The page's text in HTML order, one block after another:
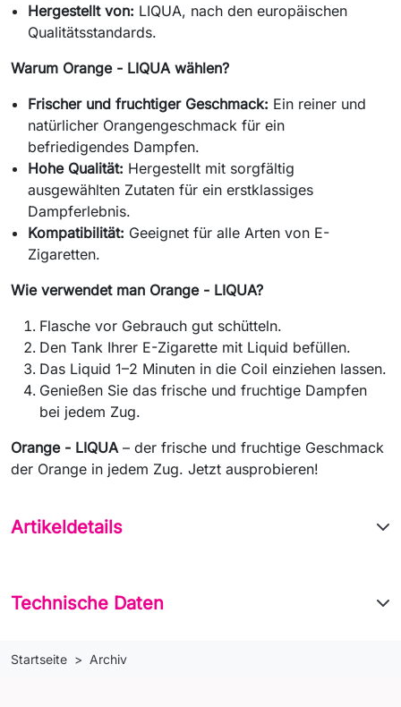
Hergestellt von: LIQUA, nach den europäischen
Qualitätsstandards.
Warum Orange - LIQUA wählen?
Frischer und fruchtiger Geschmack: Ein reiner und
natürlicher Orangengeschmack für ein
befriedigendes Dampfen.
Hohe Qualität: Hergestellt mit sorgfältig
ausgewählten Zutaten für ein erstklassiges
Dampferlebnis.
Kompatibilität: Geeignet für alle Arten von E-
Zigaretten.
Wie verwendet man Orange - LIQUA?
Flasche vor Gebrauch gut schütteln.
Den Tank Ihrer E-Zigarette mit Liquid befüllen.
Das Liquid 1–2 Minuten in die Coil einziehen lassen.
Genießen Sie das frische und fruchtige Dampfen
bei jedem Zug.
Orange - LIQUA – der frische und fruchtige Geschmack
der Orange in jedem Zug. Jetzt ausprobieren!
Artikeldetails
Technische Daten
Startseite Archiv